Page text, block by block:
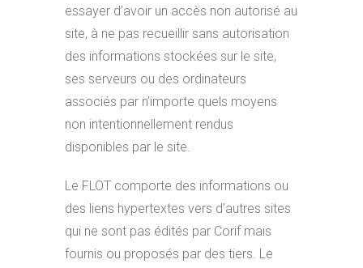
essayer d’avoir un accès non autorisé au
site, à ne pas recueillir sans autorisation
des informations stockées sur le site,
ses serveurs ou des ordinateurs
associés par n’importe quels moyens
non intentionnellement rendus
disponibles par le site.
Le FLOT comporte des informations ou
des liens hypertextes vers d’autres sites
qui ne sont pas édités par Corif mais
fournis ou proposés par des tiers. Le